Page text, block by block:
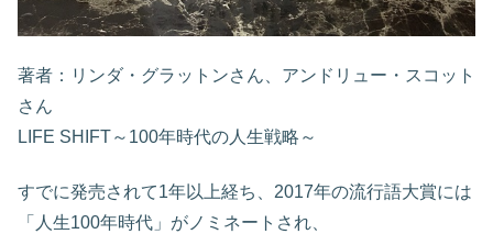
著者：リンダ・グラットンさん、アンドリュー・スコット
さん
LIFE SHIFT～100年時代の人生戦略～
すでに発売されて1年以上経ち、2017年の流行語大賞には
「人生100年時代」がノミネートされ、